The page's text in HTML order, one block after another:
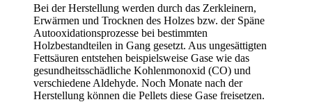
Bei der Herstellung werden durch das Zerkleinern,
Erwärmen und Trocknen des Holzes bzw. der Späne
Autooxidationsprozesse bei bestimmten
Holzbestandteilen in Gang gesetzt. Aus ungesättigten
Fettsäuren entstehen beispielsweise Gase wie das
gesundheitsschädliche Kohlenmonoxid (CO) und
verschiedene Aldehyde. Noch Monate nach der
Herstellung können die Pellets diese Gase freisetzen.